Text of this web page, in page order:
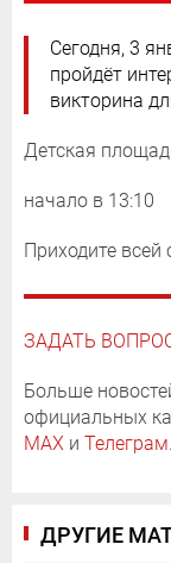
Сегодня, 3
пройдёт
викторина
Детская
начало в 13:10
Приходите всей
ЗАДАТЬ
Больше
официальных
MAX и Телеграм.
ДРУГИЕ